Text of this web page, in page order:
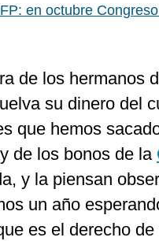
en octubre
de los hermanos
su dinero del
que hemos
de los bonos de la
y la piensan
un año
es el derecho de